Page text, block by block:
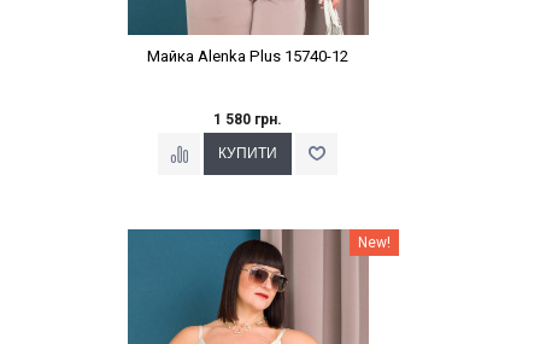
Майка Alenka Plus 15740-12
1 580 грн.
Наклейки Варіант з % New!